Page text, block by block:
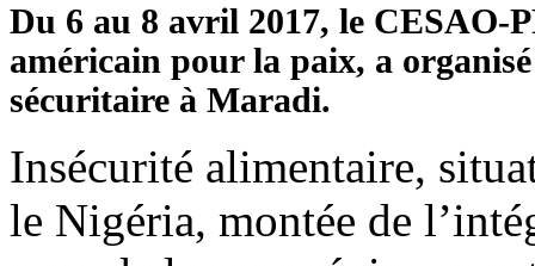
Du 6 au 8 avril 2017, le CESAO-
américain pour la paix, a
sécuritaire à Maradi.
Insécurité alimentaire,
le Nigéria, montée de